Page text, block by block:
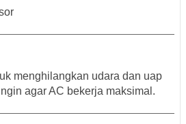
menghilangkan udara dan uap
agar AC bekerja maksimal.